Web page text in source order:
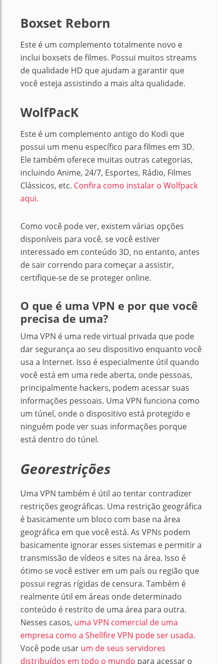
Boxset Reborn
Este é um complemento totalmente novo e
inclui boxsets de filmes. Possui muitos streams
de qualidade HD que ajudam a garantir que
você esteja assistindo a mais alta qualidade.
WolfPacK
Este é um complemento antigo do Kodi que
possui um menu específico para filmes em 3D.
Ele também oferece muitas outras categorias,
incluindo Anime, 24/7, Esportes, Rádio, Filmes
Clássicos, etc. Confira como instalar o Wolfpack
aqui.
Como você pode ver, existem várias opções
disponíveis para você, se você estiver
interessado em conteúdo 3D, no entanto, antes
de sair correndo para começar a assistir,
certifique-se de se proteger online.
O que é uma VPN e por que você
precisa de uma?
Uma VPN é uma rede virtual privada que pode
dar segurança ao seu dispositivo enquanto você
usa a Internet. Isso é especialmente útil quando
você está em uma rede aberta, onde pessoas,
principalmente hackers, podem acessar suas
informações pessoais. Uma VPN funciona como
um túnel, onde o dispositivo está protegido e
ninguém pode ver suas informações porque
está dentro do túnel.
Georestrições
Uma VPN também é útil ao tentar contradizer
restrições geográficas. Uma restrição geográfica
é basicamente um bloco com base na área
geográfica em que você está. As VPNs podem
basicamente ignorar esses sistemas e permitir a
transmissão de vídeos e sites na área. Isso é
ótimo se você estiver em um país ou região que
possui regras rígidas de censura. Também é
realmente útil em áreas onde determinado
conteúdo é restrito de uma área para outra.
Nesses casos, uma VPN comercial de uma
empresa como a Shellfire VPN pode ser usada.
Você pode usar um de seus servidores
distribuídos em todo o mundo para acessar o